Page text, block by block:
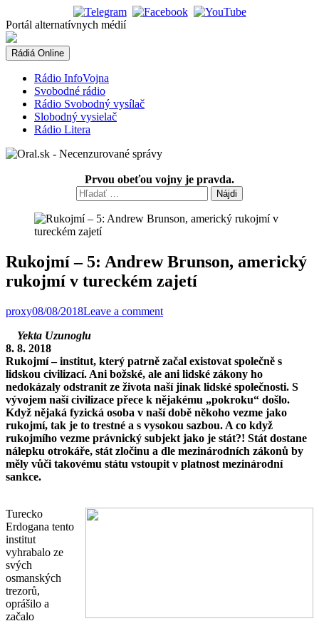
to
content
Portál alternatívnych médií
Rádiá Online
Rádio InfoVojna
Svobodné rádio
Rádio Svobodný vysílač
Slobodný vysielač
Rádio Litera
Prvou obeťou vojny je pravda.
Hľadať:
Rukojmí – 5: Andrew Brunson, americký
rukojmí v tureckém zajetí
proxy08/08/2018Leave a comment
Yekta Uzunoglu
8. 8. 2018
Rukojmí – institut, který patrně začal existovat společně s
lidskou civilizací. Ani božské, ale ani lidské zákony ho
nedokázaly odstranit ze života naší jinak lidské společnosti. S
vývojem naší civilizace přece k nějakému „pokroku“ došlo.
Když nějaká fyzická osoba v naší době někoho vezme jako
rukojmí, tak je to trestné a s vysokou sazbou. A co když
rukojmího vezme právnický subjekt jako je stát?! Stát dostane
nálepku otrokáře, stát zločinu a dle mezinárodních zákonů by
měly vůči takovému státu vstoupit v platnost mezinárodní
sankce.
Turecko
Erdogana tento
institut
vyhrabalo ze
svých
osmanských
trezorů,
oprášilo a
začalo